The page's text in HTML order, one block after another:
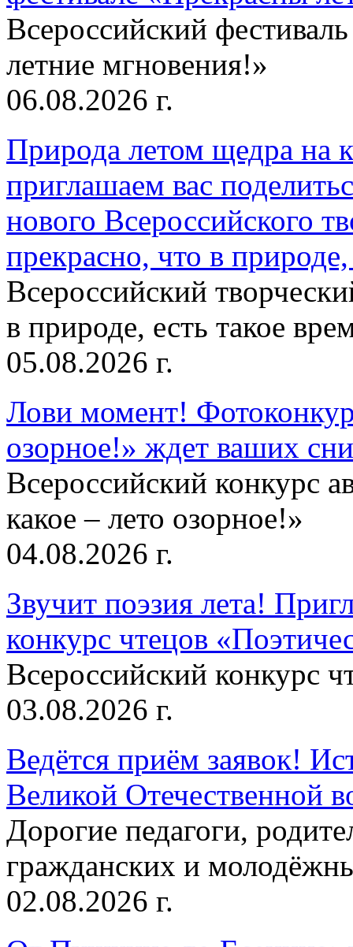
Всероссийский
летние мгновения!»
06.08.2026 г.
Природа летом щедра на
приглашаем вас
нового Всероссийского
прекрасно, что в
Всероссийский
в природе, есть такое
05.08.2026 г.
Лови момент!
озорное!» ждет ваших
Всероссийский конкурс
какое – лето озорное!»
04.08.2026 г.
Звучит поэзия лета!
конкурс чтецов
Всероссийский конкурс
03.08.2026 г.
Ведётся приём заявок!
Великой Отечественной
Дорогие педагоги,
гражданских и
02.08.2026 г.